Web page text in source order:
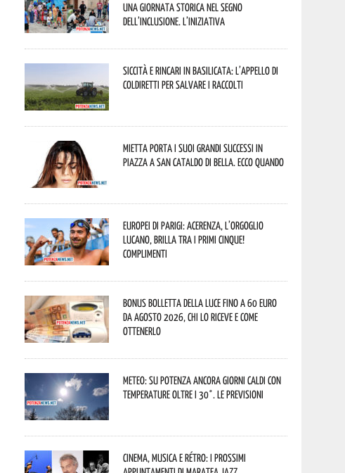
una giornata storica nel segno
dell’inclusione. L’iniziativa
Siccità e rincari in Basilicata: l’appello di
Coldiretti per salvare i raccolti
Mietta porta i suoi grandi successi in
piazza a San Cataldo di Bella. Ecco quando
Europei di Parigi: Acerenza, l’orgoglio
lucano, brilla tra i primi cinque!
Complimenti
Bonus bolletta della luce fino a 60 euro
da agosto 2026, chi lo riceve e come
ottenerlo
Meteo: su Potenza ancora giorni caldi con
temperature oltre i 30°. Le previsioni
Cinema, musica e rétro: i prossimi